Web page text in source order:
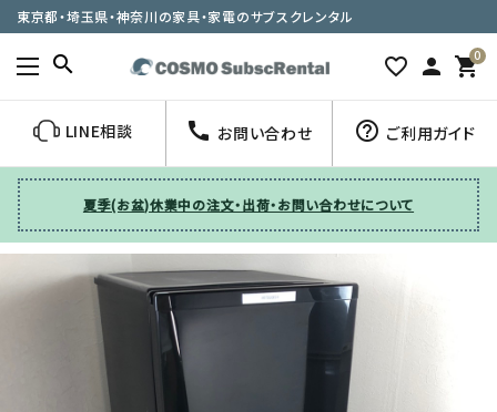
東京都・埼玉県・神奈川の家具・家電のサブスクレンタル
search favorite_border person 0
shopping_cart
LINE相談 call お問い合わせ help_outline ご利用ガイド
夏季(お盆)休業中の注文・出荷・お問い合わせについて